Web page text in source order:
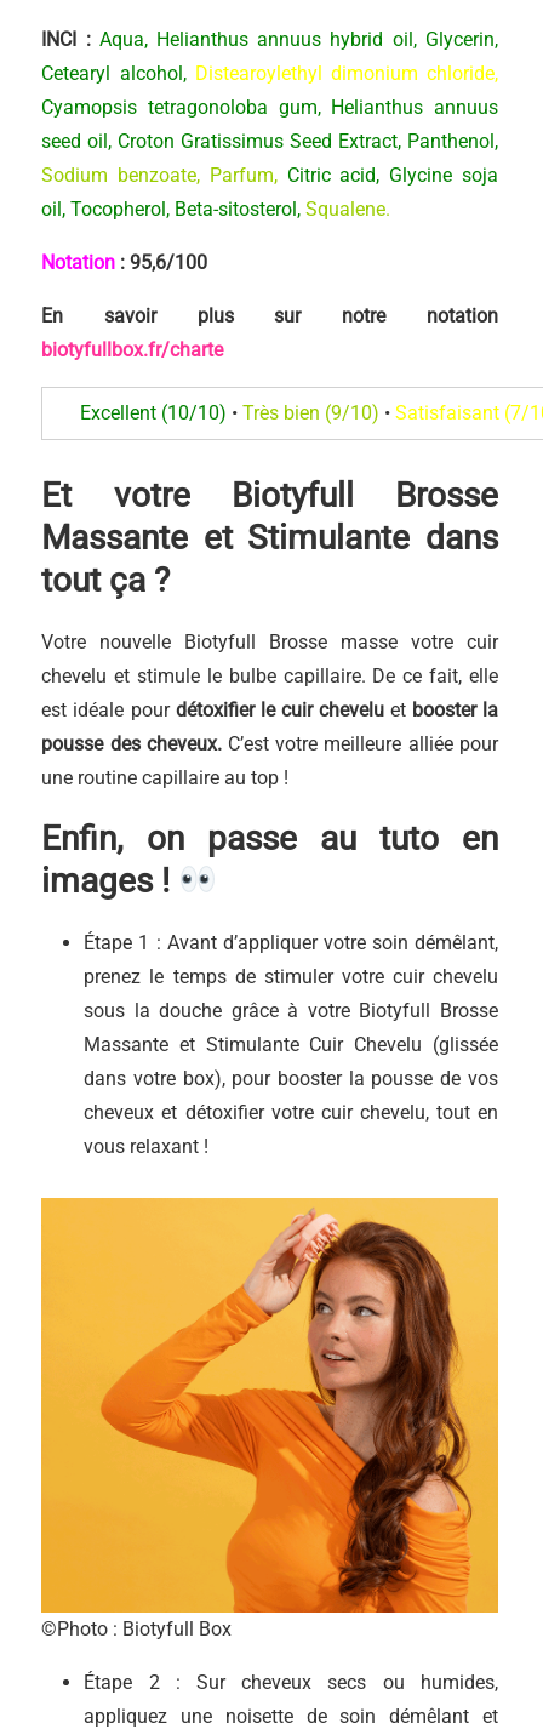
INCI : Aqua, Helianthus annuus hybrid oil, Glycerin,
Cetearyl alcohol, Distearoylethyl dimonium chloride,
Cyamopsis tetragonoloba gum, Helianthus annuus
seed oil, Croton Gratissimus Seed Extract, Panthenol,
Sodium benzoate, Parfum, Citric acid, Glycine soja
oil, Tocopherol, Beta-sitosterol, Squalene.
Notation :95,6/100
En savoir plus sur notre notation
biotyfullbox.fr/charte
Excellent (10/10) • Très bien (9/10) • Satisfaisant (7/
Et votre Biotyfull Brosse
Massante et Stimulante dans
tout ça ?
Votre nouvelle Biotyfull Brosse masse votre cuir
chevelu et stimule le bulbe capillaire. De ce fait, elle
est idéale pour détoxifier le cuir cheveluet booster la
pousse des cheveux. C’est votre meilleure alliée pour
une routine capillaire au top !
Enfin, on passe au tuto en
images !
Étape 1 : Avant d’appliquer votre soin démêlant,
prenez le temps de stimuler votre cuir chevelu
sous la douche grâce à votre Biotyfull Brosse
Massante et Stimulante Cuir Chevelu (glissée
dans votre box), pour booster la pousse de vos
cheveux et détoxifier votre cuir chevelu, tout en
vous relaxant !
©Photo : Biotyfull Box
Étape 2 : Sur cheveux secs ou humides,
appliquez une noisette de soin démêlant et